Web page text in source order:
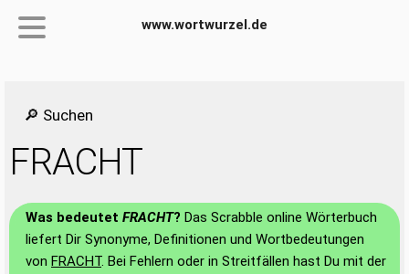
www.wortwurzel.de
🔎 Suchen
FRACHT
Was bedeutet FRACHT? Das Scrabble online Wörterbuch
liefert Dir Synonyme, Definitionen und Wortbedeutungen
von FRACHT. Bei Fehlern oder in Streitfällen hast Du mit der